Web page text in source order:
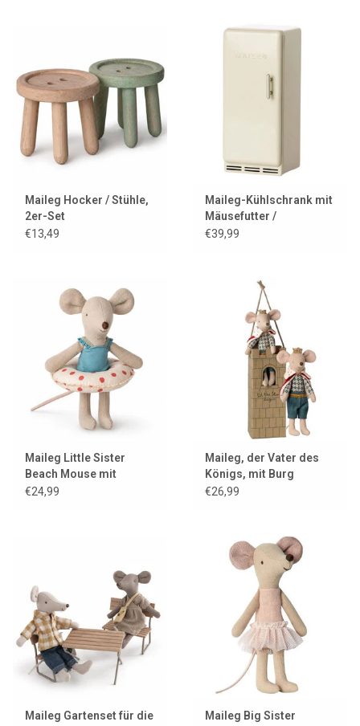
Maileg Hocker / Stühle,
2er-Set
€13,49
Maileg-Kühlschrank mit
Mäusefutter /
cremeweiß
€39,99
Maileg Little Sister
Beach Mouse mit
Schwimmring
€24,99
Maileg, der Vater des
Königs, mit Burg
€26,99
Maileg Gartenset für die
Maileg Big Sister